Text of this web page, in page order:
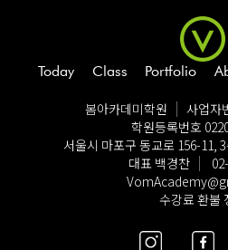
Today Class Portfolio
봄아카데미학원
사업자
학원등록번호
서울시 마포구 동교로 156-11,
대표 백경찬
수강료 환불